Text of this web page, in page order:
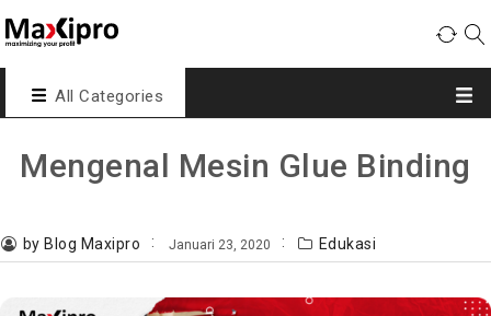
All Categories
Mengenal Mesin Glue Binding
by Blog Maxipro Januari 23, 2020 Edukasi